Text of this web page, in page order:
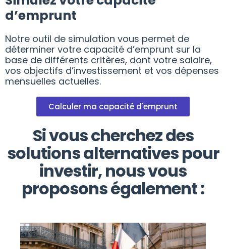
d’emprunt
Notre outil de simulation vous permet de
déterminer votre capacité d’emprunt sur la
base de différents critères, dont votre salaire,
vos objectifs d’investissement et vos dépenses
mensuelles actuelles.
Calculer ma capacité d'emprunt
Si vous cherchez des
solutions alternatives pour
investir, nous vous
proposons également :